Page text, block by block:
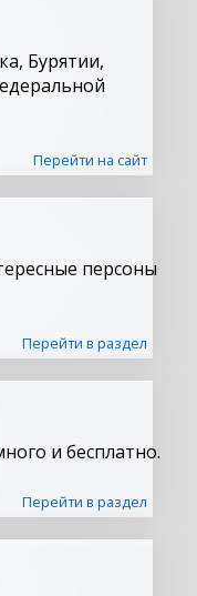
Бурятии,
Перейти на сайт
персоны
Перейти в раздел
и бесплатно.
Перейти в раздел